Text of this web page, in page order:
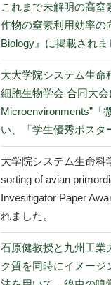
これまで未解明の高窒
作物の窒素利用効率の
Biology』に掲載されま
大大学院システム生命
細胞生物学会 合同大
Microenvironments”「
い、「学生優秀ポスタ
大学院システム生命科
sorting of avian
Invesitigator Paper
れました。
石原健教授と九州工業
ク質を同時にイメー